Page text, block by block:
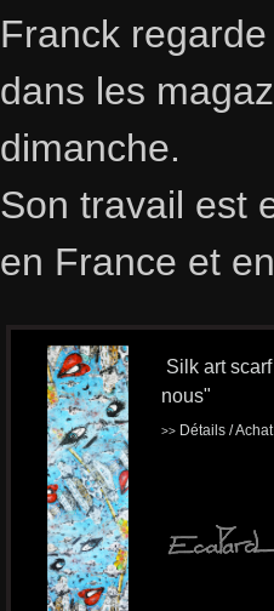
Franck
dans les
dimanche.
Son travail est
en France et
Silk art
nous"
>> Détails /